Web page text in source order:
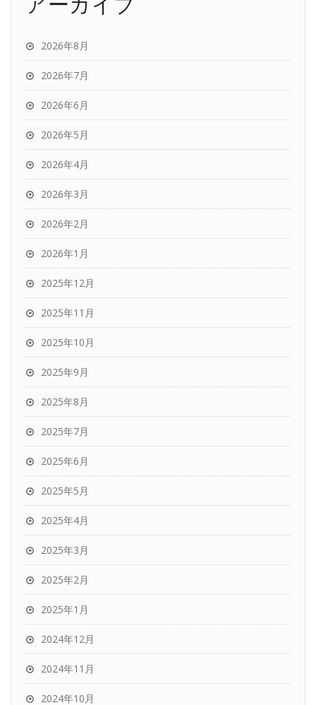
2026年8月
2026年7月
2026年6月
2026年5月
2026年4月
2026年3月
2026年2月
2026年1月
2025年12月
2025年11月
2025年10月
2025年9月
2025年8月
2025年7月
2025年6月
2025年5月
2025年4月
2025年3月
2025年2月
2025年1月
2024年12月
2024年11月
2024年10月